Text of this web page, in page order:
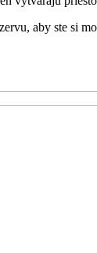
aby ste si